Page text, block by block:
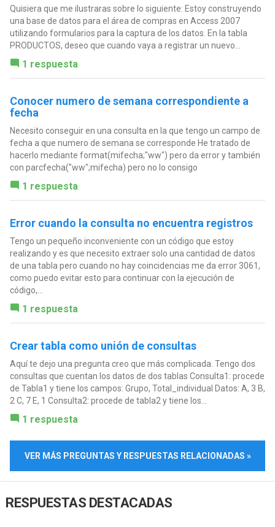
Quisiera que me ilustraras sobre lo siguiente: Estoy construyendo
una base de datos para el área de compras en Access 2007
utilizando formularios para la captura de los datos. En la tabla
PRODUCTOS, deseo que cuando vaya a registrar un nuevo...
1 respuesta
Conocer numero de semana correspondiente a
fecha
Necesito conseguir en una consulta en la que tengo un campo de
fecha a que numero de semana se corresponde He tratado de
hacerlo mediante format(mifecha;"ww") pero da error y también
con parcfecha("ww";mifecha) pero no lo consigo
1 respuesta
Error cuando la consulta no encuentra registros
Tengo un pequeño inconveniente con un código que estoy
realizando y es que necesito extraer solo una cantidad de datos
de una tabla pero cuando no hay coincidencias me da error 3061,
como puedo evitar esto para continuar con la ejecución de
código,...
1 respuesta
Crear tabla como unión de consultas
Aquí te dejo una pregunta creo que más complicada. Tengo dos
consultas que cuentan los datos de dos tablas Consulta1: procede
de Tabla1 y tiene los campos: Grupo, Total_individual Datos: A, 3 B,
2 C, 7 E, 1 Consulta2: procede de tabla2 y tiene los...
1 respuesta
VER MÁS PREGUNTAS Y RESPUESTAS RELACIONADAS »
RESPUESTAS DESTACADAS